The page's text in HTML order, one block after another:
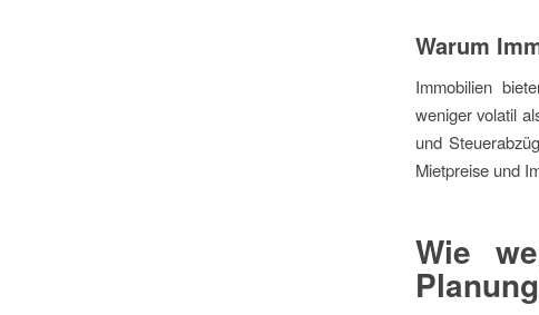
Warum
Immobilien
weniger volatil
und
Mietpreise und
Wie